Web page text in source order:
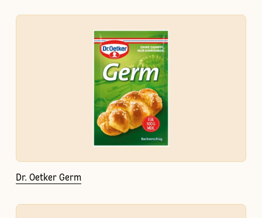
Dr. Oetker Germ